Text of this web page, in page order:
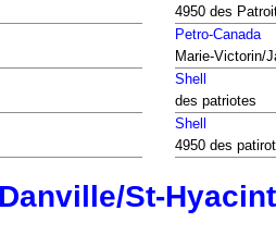
4950 des
Petro-Canada
Marie-Victorin/
Shell
des patriotes
Shell
4950 des
Danville/St-